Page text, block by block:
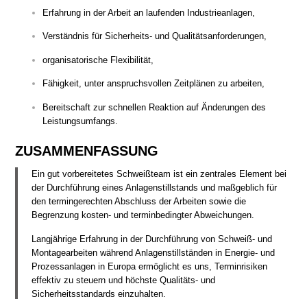
Erfahrung in der Arbeit an laufenden Industrieanlagen,
Verständnis für Sicherheits- und Qualitätsanforderungen,
organisatorische Flexibilität,
Fähigkeit, unter anspruchsvollen Zeitplänen zu arbeiten,
Bereitschaft zur schnellen Reaktion auf Änderungen des
Leistungsumfangs.
ZUSAMMENFASSUNG
Ein gut vorbereitetes Schweißteam ist ein zentrales Element bei
der Durchführung eines Anlagenstillstands und maßgeblich für
den termingerechten Abschluss der Arbeiten sowie die
Begrenzung kosten- und terminbedingter Abweichungen.
Langjährige Erfahrung in der Durchführung von Schweiß- und
Montagearbeiten während Anlagenstillständen in Energie- und
Prozessanlagen in Europa ermöglicht es uns, Terminrisiken
effektiv zu steuern und höchste Qualitäts- und
Sicherheitsstandards einzuhalten.